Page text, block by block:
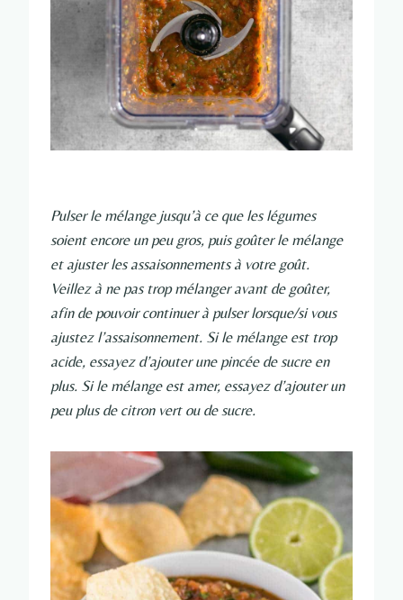
Pulser le mélange jusqu’à ce que les légumes
soient encore un peu gros, puis goûter le mélange
et ajuster les assaisonnements à votre goût.
Veillez à ne pas trop mélanger avant de goûter,
afin de pouvoir continuer à pulser lorsque/si vous
ajustez l’assaisonnement. Si le mélange est trop
acide, essayez d’ajouter une pincée de sucre en
plus. Si le mélange est amer, essayez d’ajouter un
peu plus de citron vert ou de sucre.